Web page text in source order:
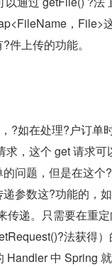
，File>
上传的功能。
?如在处理?户订单
求，这个 get 请求
问题，但是在这
参数这?功能的，
传递。只需要在重
法获得
中 Spring